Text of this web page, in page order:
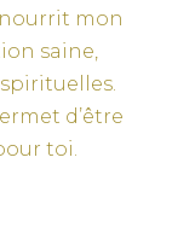
mon
saine,
d’être
toi.